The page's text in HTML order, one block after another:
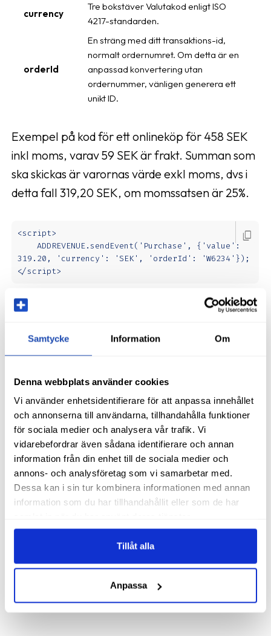
Samtycke Information Om
Denna webbplats använder cookies
Vi använder enhetsidentifierare för att anpassa innehållet
och annonserna till användarna, tillhandahålla funktioner
för sociala medier och analysera vår trafik. Vi
vidarebefordrar även sådana identifierare och annan
information från din enhet till de sociala medier och
annons- och analysföretag som vi samarbetar med.
Dessa kan i sin tur kombinera informationen med annan
information som du har tillhandahållit eller som de har
Tillåt alla
Anpassa
currency
Tre bokstäver Valutakod enligt ISO
4217-standarden.
orderId
En sträng med ditt transaktions-id,
normalt ordernumret. Om detta är en
anpassad konvertering utan
ordernummer, vänligen generera ett
unikt ID.
Exempel på kod för ett onlineköp för 458 SEK
inkl moms, varav 59 SEK är frakt. Summan som
ska skickas är varornas värde exkl moms, dvs i
detta fall 319,20 SEK, om momssatsen är 25%.
<script>
ADDREVENUE.sendEvent('Purchase', {'value':
319.20, 'currency': 'SEK', 'orderId': 'W6234'});
</script>
content_copy
Det är möjligt att ställa in andra konverteringar
än Purchase. Du kan faktiskt använda vilket
namn som helst, så länge det stämmer överens
med Conversion Event ID, ställer du in i ditt
provisionsprogram.
Låt oss säga att du ställer in ett
provisionsprogram med
konverteringshändelse-ID "My signup" och med
200 SEK i provision för varje registrering,
kommer konverteringskoden att se ut så här:
ADDREVENUE.sendEvent('My signup',
{'orderId': '123456'});
content_copy